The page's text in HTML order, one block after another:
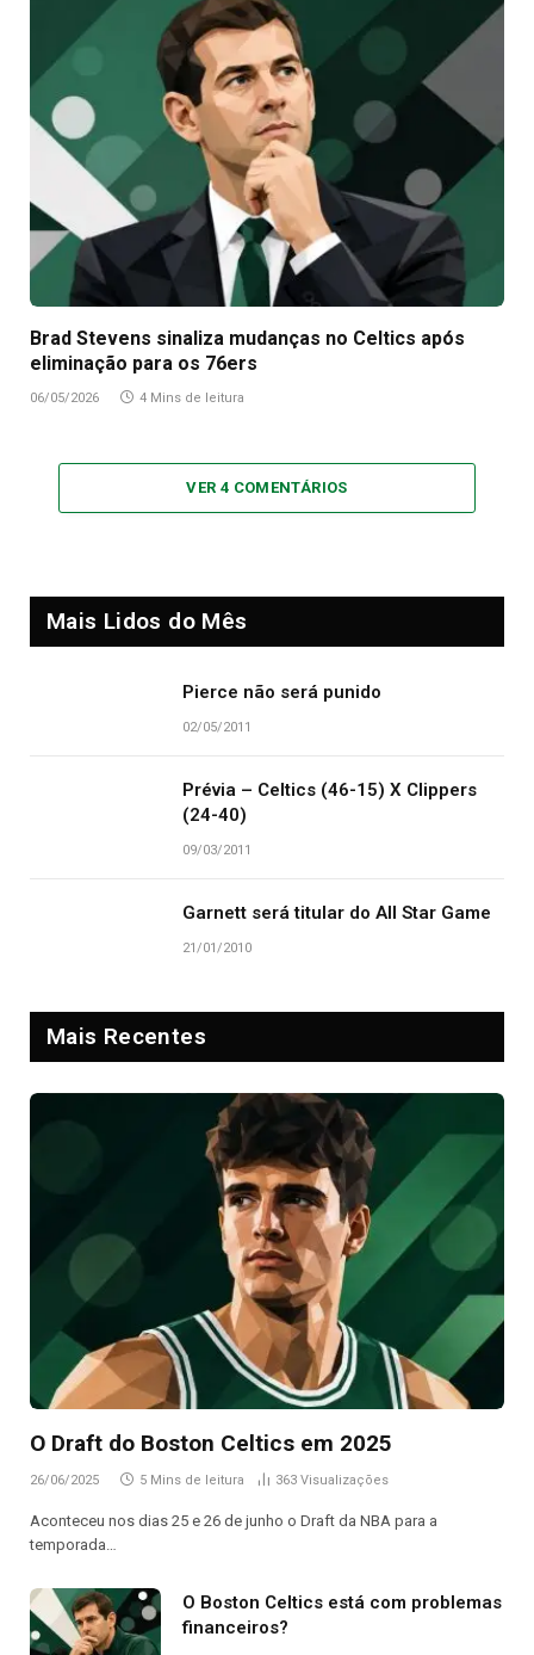
Brad Stevens sinaliza mudanças no Celtics após
eliminação para os 76ers
06/05/2026 4 Mins de leitura
VER 4 COMENTÁRIOS
Mais Lidos do Mês
Pierce não será punido
02/05/2011
Prévia – Celtics (46-15) X Clippers
(24-40)
09/03/2011
Garnett será titular do All Star Game
21/01/2010
Mais Recentes
O Draft do Boston Celtics em 2025
26/06/2025 5 Mins de leitura 363 Visualizações
Aconteceu nos dias 25 e 26 de junho o Draft da NBA para a
temporada…
O Boston Celtics está com problemas
financeiros?